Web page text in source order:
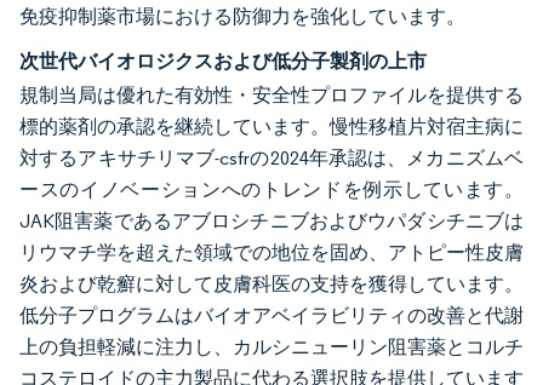
免疫抑制薬市場における防御力を強化しています。
次世代バイオロジクスおよび低分子製剤の上市
規制当局は優れた有効性・安全性プロファイルを提供する
標的薬剤の承認を継続しています。慢性移植片対宿主病に
対するアキサチリマブ-csfrの2024年承認は、メカニズムベ
ースのイノベーションへのトレンドを例示しています。
JAK阻害薬であるアブロシチニブおよびウパダシチニブは
リウマチ学を超えた領域での地位を固め、アトピー性皮膚
炎および乾癬に対して皮膚科医の支持を獲得しています。
低分子プログラムはバイオアベイラビリティの改善と代謝
上の負担軽減に注力し、カルシニューリン阻害薬とコルチ
コステロイドの主力製品に代わる選択肢を提供しています